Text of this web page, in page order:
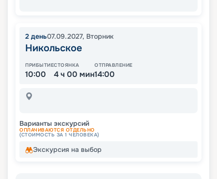
2 день07.09.2027, Вторник
Никольское
ПРИБЫТИЕ
10:00
СТОЯНКА
4 ч 00 мин
ОТПРАВЛЕНИЕ
14:00
Варианты экскурсий
ОПЛАЧИВАЮТСЯ ОТДЕЛЬНО
(СТОИМОСТЬ ЗА 1 ЧЕЛОВЕКА)
Экскурсия на выбор